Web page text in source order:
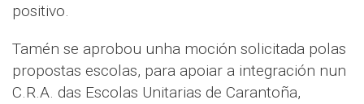
positivo.
Tamén se aprobou unha moción solicitada polas
propostas escolas, para apoiar a integración nun
C.R.A. das Escolas Unitarias de Carantoña,